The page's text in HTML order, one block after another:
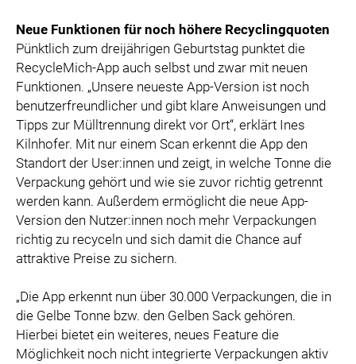
Neue Funktionen für noch höhere Recyclingquoten
Pünktlich zum dreijährigen Geburtstag punktet die
RecycleMich-App auch selbst und zwar mit neuen
Funktionen. „Unsere neueste App-Version ist noch
benutzerfreundlicher und gibt klare Anweisungen und
Tipps zur Mülltrennung direkt vor Ort“, erklärt Ines
Kilnhofer. Mit nur einem Scan erkennt die App den
Standort der User:innen und zeigt, in welche Tonne die
Verpackung gehört und wie sie zuvor richtig getrennt
werden kann. Außerdem ermöglicht die neue App-
Version den Nutzer:innen noch mehr Verpackungen
richtig zu recyceln und sich damit die Chance auf
attraktive Preise zu sichern.
„Die App erkennt nun über 30.000 Verpackungen, die in
die Gelbe Tonne bzw. den Gelben Sack gehören.
Hierbei bietet ein weiteres, neues Feature die
Möglichkeit noch nicht integrierte Verpackungen aktiv